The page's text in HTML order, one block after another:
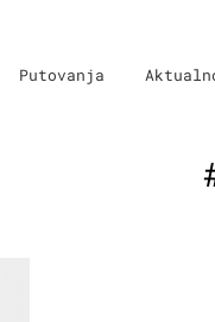
Putovanja